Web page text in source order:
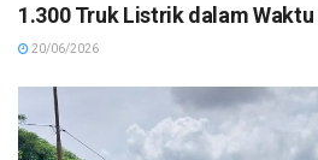
1.300 Truk Listrik dalam
20/06/2026